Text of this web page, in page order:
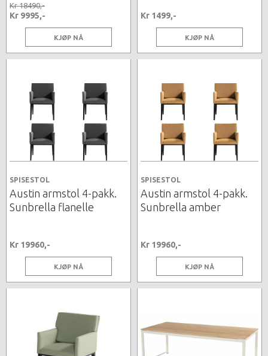
Kr 18490,-
Kr 9995,-
KJØP NÅ
Kr 1499,-
KJØP NÅ
SPISESTOL
Austin armstol 4-pakk.
Sunbrella flanelle
Kr 19960,-
KJØP NÅ
SPISESTOL
Austin armstol 4-pakk.
Sunbrella amber
Kr 19960,-
KJØP NÅ